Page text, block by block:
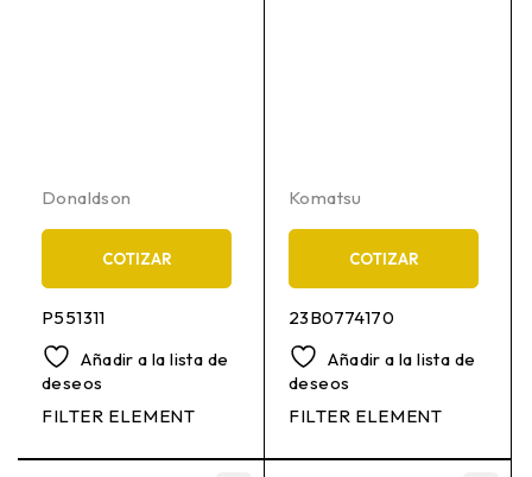
Donaldson
COTIZAR
P551311
Añadir a la lista de
deseos
FILTER ELEMENT
Komatsu
COTIZAR
23B0774170
Añadir a la lista de
deseos
FILTER ELEMENT